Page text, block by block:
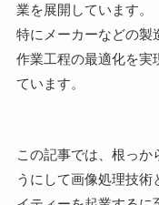
業を展開しています。
特にメーカーなどの製
作業工程の最適化を実
ています。
この記事では、根っか
うにして画像処理技術